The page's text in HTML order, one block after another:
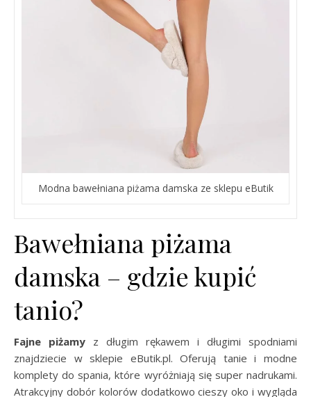
Modna bawełniana piżama damska ze sklepu eButik
Bawełniana piżama
damska – gdzie kupić
tanio?
Fajne piżamy z długim rękawem i długimi spodniami
znajdziecie w sklepie eButik.pl. Oferują tanie i modne
komplety do spania, które wyróżniają się super nadrukami.
Atrakcyjny dobór kolorów dodatkowo cieszy oko i wygląda